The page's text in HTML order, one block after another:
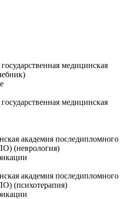
медицинская
медицинская
академия последипломного
(неврология)
академия последипломного
(психотерапия)